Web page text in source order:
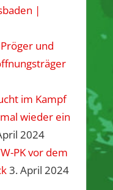
|
und
im Kampf
wieder ein
2024
PK vor dem
3. April 2024